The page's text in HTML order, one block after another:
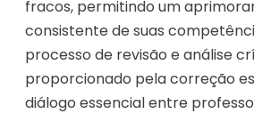
fracos, permitindo um
consistente de suas
processo de revisão e análise
proporcionado pela correção
diálogo essencial entre